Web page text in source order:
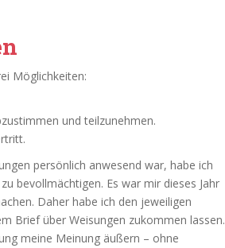
Möglichkeiten:
und teilzunehmen.
persönlich anwesend war, habe ich
bevollmächtigen. Es war mir dieses Jahr
Daher habe ich den jeweiligen
Brief über Weisungen zukommen lassen.
meine Meinung äußern – ohne